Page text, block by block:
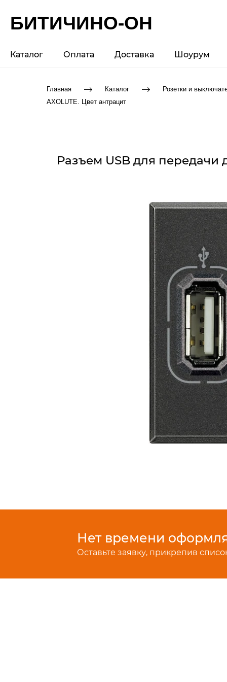
БИТИЧИНО-ОН
Каталог Оплата Доставка Шоурум
Главная Каталог
Розетки и
AXOLUTE. Цвет антрацит
Разъем USB для передачи
Нет времени
Оставьте заявку, прикрепив